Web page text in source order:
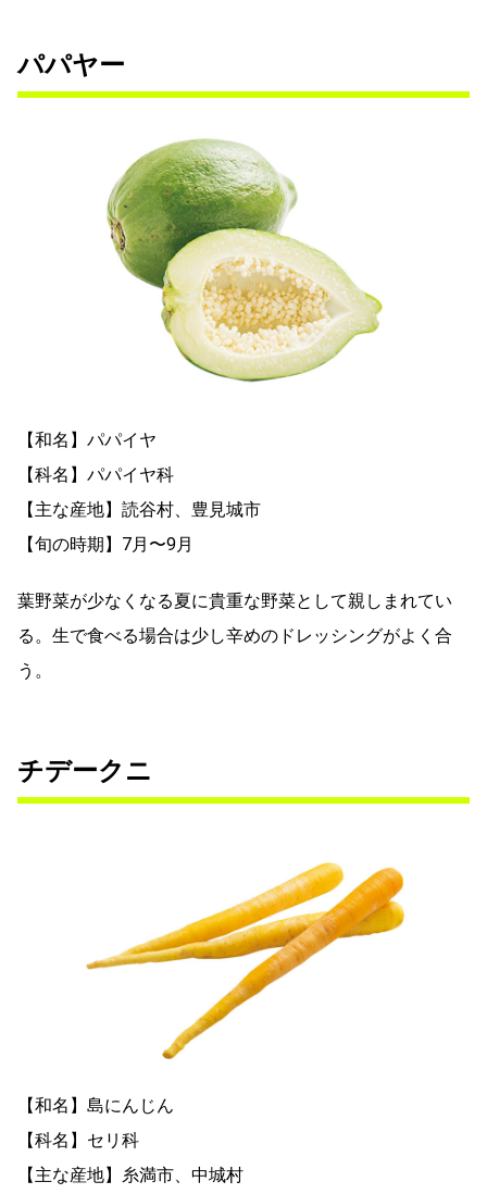
パパヤー
【和名】パパイヤ
【科名】パパイヤ科
【主な産地】読谷村、豊見城市
【旬の時期】7月〜9月
葉野菜が少なくなる夏に貴重な野菜として親しまれてい
る。生で食べる場合は少し辛めのドレッシングがよく合
う。
チデークニ
【和名】島にんじん
【科名】セリ科
【主な産地】糸満市、中城村